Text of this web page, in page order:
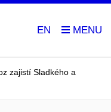
EN
zajistí Sladkého a